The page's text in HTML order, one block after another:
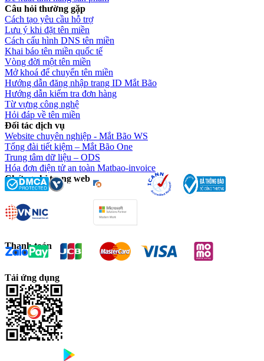
Câu hỏi thường gặp
Cách tạo yêu cầu hỗ trợ
Lưu ý khi đặt tên miền
Cách cấu hình DNS tên miền
Khai báo tên miền quốc tế
Vòng đời một tên miền
Mở khoá để chuyển tên miền
Hướng dẫn đăng nhập trang ID Mắt Bão
Hướng dẫn kiểm tra đơn hàng
Từ vựng công nghệ
Hỏi đáp về tên miền
Đối tác dịch vụ
Website chuyên nghiệp - Mắt Bão WS
Tổng đài tiết kiệm – Mắt Bão One
Trung tâm dữ liệu – ODS
Hóa đơn điện tử an toàn Matbao-invoice
Chứng chỉ trang web
Thanh toán
Tải ứng dụng